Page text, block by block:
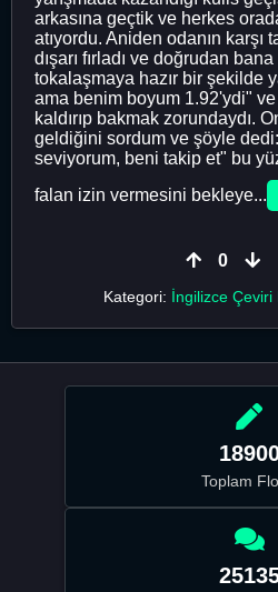
arkasına geçtik ve herkes
atıyordu. Aniden odanın karşı
dışarı fırladı ve doğrudan
tokalaşmaya hazır bir şekilde
ama benim boyum 1.92'ydi" ve
kaldırıp bakmak zorundaydı.
geldiğini sordum ve şöyle
seviyorum, beni takip et" bu
falan izin vermesini bekleye...
0
Kategori: İngilizce Çeviri
Toplam